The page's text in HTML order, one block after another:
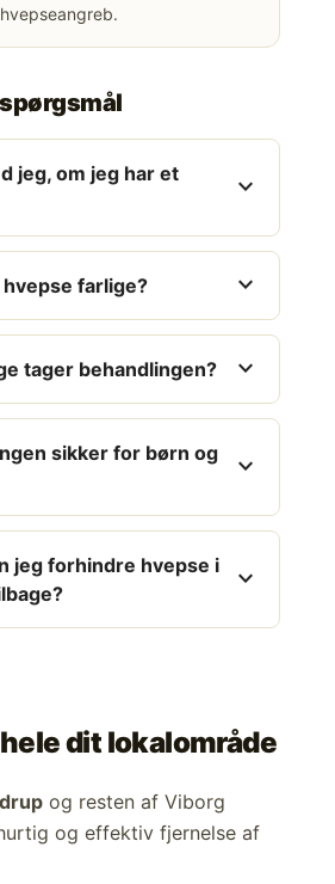
jeg, om jeg har et
expand_more
hvepse farlige? expand_more
tager behandlingen? expand_more
sikker for børn og
expand_more
jeg forhindre hvepse i
expand_more
dit lokalområde
og resten af Viborg
og effektiv fjernelse af